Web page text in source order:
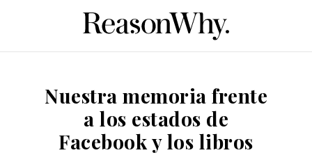
Nuestra memoria frente
a los estados de
Facebook y los libros